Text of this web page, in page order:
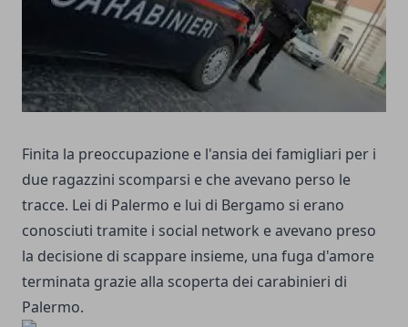
Finita la preoccupazione e l'ansia dei famigliari per i
due ragazzini scomparsi e che avevano perso le
tracce. Lei di Palermo e lui di Bergamo si erano
conosciuti tramite i social network e avevano preso
la decisione di scappare insieme, una fuga d'amore
terminata grazie alla scoperta dei carabinieri di
Palermo.